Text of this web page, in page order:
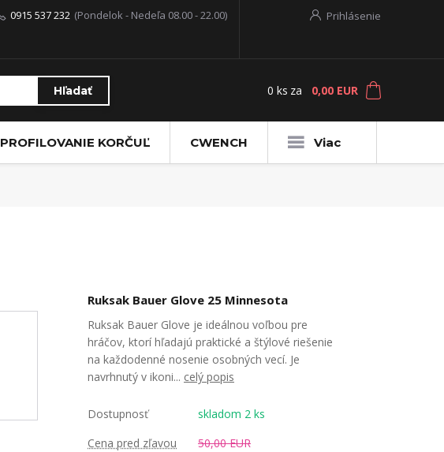
Prihlásenie
Hľadať
0915 537 232 (Pondelok - Nedeľa 08.00 - 22.00)
0 ks za 0,00 EUR
PROFILOVANIE KORČUĽ CWENCH Viac
Ruksak Bauer Glove 25 Minnesota
Ruksak Bauer Glove je ideálnou voľbou pre
hráčov, ktorí hľadajú praktické a štýlové riešenie
na každodenné nosenie osobných vecí. Je
navrhnutý v ikoni... celý popis
Dostupnosť
skladom 2 ks
Cena pred zľavou
50,00 EUR